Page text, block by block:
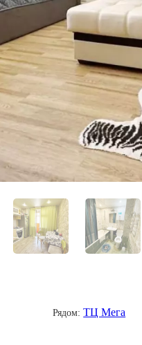
Рядом: ТЦ Мега